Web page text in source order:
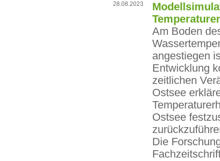
28.08.2023
Am Boden
angestiegen
Entwicklung
zeitlichen
Ostsee
Ostsee
Die